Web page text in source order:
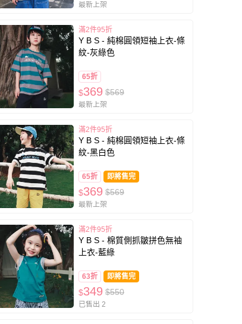
最新上架
滿2件95折
Y B S - 純棉圓領短袖上衣-條
紋-灰綠色
65折
$369 $569
最新上架
滿2件95折
Y B S - 純棉圓領短袖上衣-條
紋-黑白色
65折 即將售完
$369 $569
最新上架
滿2件95折
Y B S - 棉質側抓皺拼色無袖
上衣-藍綠
63折 即將售完
$349 $550
已售出 2